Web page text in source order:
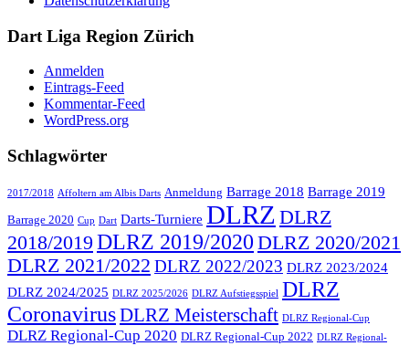
Dart Liga Region Zürich
Anmelden
Eintrags-Feed
Kommentar-Feed
WordPress.org
Schlagwörter
2017/2018 Affoltern am Albis Darts Anmeldung Barrage 2018 Barrage 2019
Barrage 2020 Cup Dart Darts-Turniere DLRZ DLRZ
2018/2019 DLRZ 2019/2020 DLRZ 2020/2021
DLRZ 2021/2022 DLRZ 2022/2023 DLRZ 2023/2024
DLRZ 2024/2025 DLRZ 2025/2026 DLRZ Aufstiegsspiel DLRZ
CoronavirusDLRZ Meisterschaft DLRZ Regional-Cup
DLRZ Regional-Cup 2020 DLRZ Regional-Cup 2022 DLRZ Regional-